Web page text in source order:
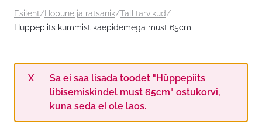
Esileht/Hobune ja ratsanik/Tallitarvikud/
Hüppepiits kummist käepidemega must 65cm
Sa ei saa lisada toodet "Hüppepiits
libisemiskindel must 65cm" ostukorvi,
kuna seda ei ole laos.